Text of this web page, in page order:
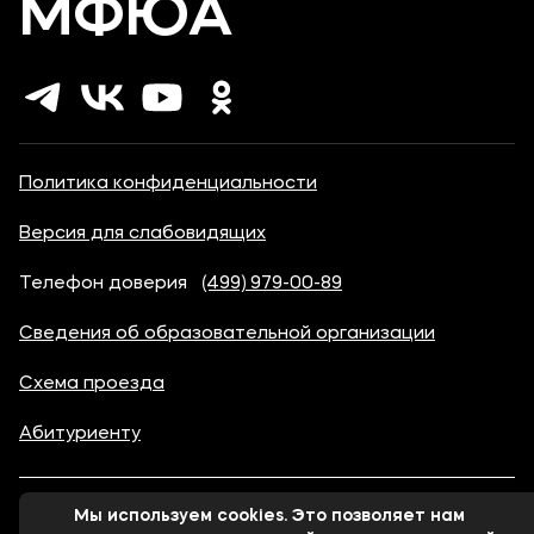
МФЮА
Политика конфиденциальности
Версия для слабовидящих
Телефон доверия (499) 979-00-89
Сведения об образовательной организации
Схема проезда
Абитуриенту
© 1998-2026 Московский финансово-юридический
Мы используем cookies. Это позволяет нам